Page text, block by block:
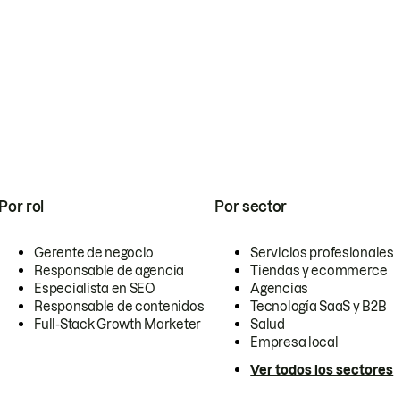
Por rol
Gerente de negocio
Responsable de agencia
Especialista en SEO
Responsable de contenidos
Full-Stack Growth Marketer
Por sector
Servicios profesionales
Tiendas y ecommerce
Agencias
Tecnología SaaS y B2B
Salud
Empresa local
Ver todos los sectores